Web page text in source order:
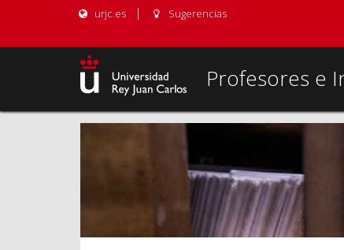
urjc.es Sugerencias
Profesores e